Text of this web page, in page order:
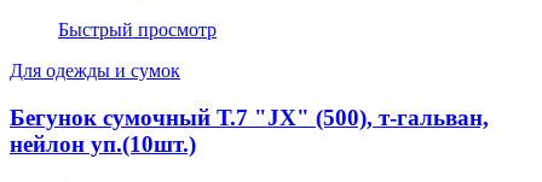
Быстрый просмотр
Для одежды и сумок
Бегунок сумочный Т.7 "JX" (500), т-гальван,
нейлон уп.(10шт.)